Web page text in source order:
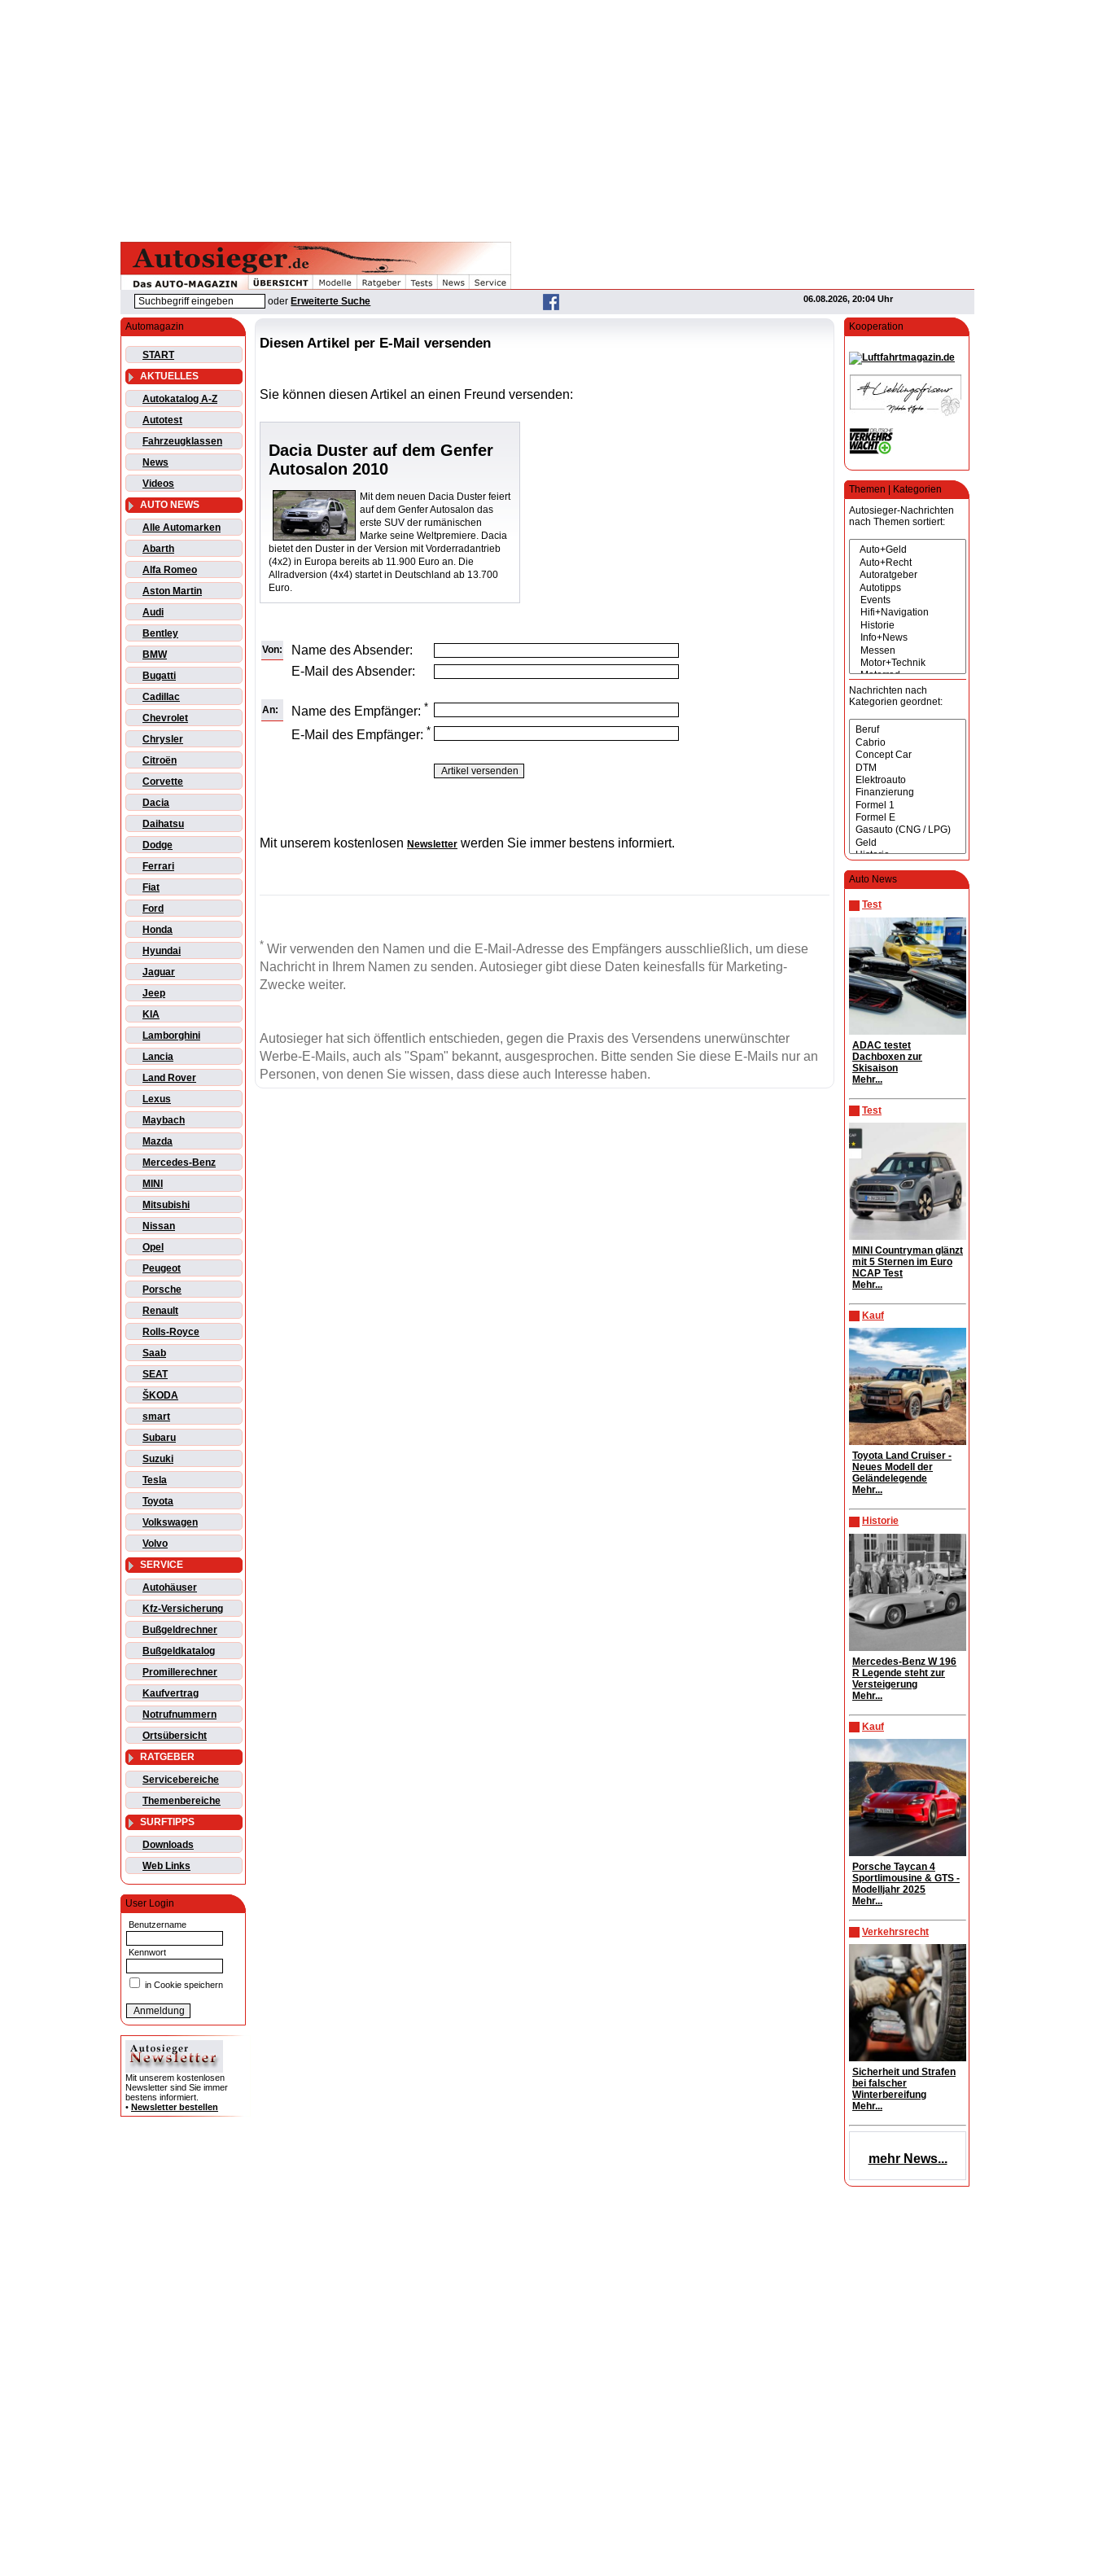
oder Erweiterte Suche 06.08.2026, 20:04 Uhr
Automagazin
START
AKTUELLES
Autokatalog A-Z
Autotest
Fahrzeugklassen
News
Videos
AUTO NEWS
Alle Automarken
Abarth
Alfa Romeo
Aston Martin
Audi
Bentley
BMW
Bugatti
Cadillac
Chevrolet
Chrysler
Citroën
Corvette
Dacia
Daihatsu
Dodge
Ferrari
Fiat
Ford
Honda
Hyundai
Jaguar
Jeep
KIA
Lamborghini
Lancia
Land Rover
Lexus
Maybach
Mazda
Mercedes-Benz
MINI
Mitsubishi
Nissan
Opel
Peugeot
Porsche
Renault
Rolls-Royce
Saab
SEAT
ŠKODA
smart
Subaru
Suzuki
Tesla
Toyota
Volkswagen
Volvo
SERVICE
Autohäuser
Kfz-Versicherung
Bußgeldrechner
Bußgeldkatalog
Promillerechner
Kaufvertrag
Notrufnummern
Ortsübersicht
RATGEBER
Servicebereiche
Themenbereiche
SURFTIPPS
Downloads
Web Links
User Login
Benutzername
Kennwort
in Cookie speichern
Mit unserem kostenlosen
Newsletter sind Sie immer
bestens informiert.
• Newsletter bestellen
Kooperation
Themen | Kategorien
Autosieger-Nachrichten
nach Themen sortiert:
Nachrichten nach
Kategorien geordnet:
Auto News
Test
ADAC testet
Dachboxen zur
Skisaison
Mehr...
Test
MINI Countryman glänzt
mit 5 Sternen im Euro
NCAP Test
Mehr...
Kauf
Toyota Land Cruiser -
Neues Modell der
Geländelegende
Mehr...
Historie
Mercedes-Benz W 196
R Legende steht zur
Versteigerung
Mehr...
Kauf
Porsche Taycan 4
Sportlimousine & GTS -
Modelljahr 2025
Mehr...
Verkehrsrecht
Sicherheit und Strafen
bei falscher
Winterbereifung
Mehr...
mehr News...
Diesen Artikel per E-Mail versenden
Sie können diesen Artikel an einen Freund versenden:
Dacia Duster auf dem Genfer
Autosalon 2010
Mit dem neuen Dacia Duster feiert
auf dem Genfer Autosalon das
erste SUV der rumänischen
Marke seine Weltpremiere. Dacia
bietet den Duster in der Version mit Vorderradantrieb
(4x2) in Europa bereits ab 11.900 Euro an. Die
Allradversion (4x4) startet in Deutschland ab 13.700
Euro.
Von:
Name des Absender:
E-Mail des Absender:
An: Name des Empfänger: *
E-Mail des Empfänger: *
Mit unserem kostenlosen Newsletter werden Sie immer bestens informiert.
* Wir verwenden den Namen und die E-Mail-Adresse des Empfängers ausschließlich, um diese
Nachricht in Ihrem Namen zu senden. Autosieger gibt diese Daten keinesfalls für Marketing-
Zwecke weiter.
Autosieger hat sich öffentlich entschieden, gegen die Praxis des Versendens unerwünschter
Werbe-E-Mails, auch als "Spam" bekannt, ausgesprochen. Bitte senden Sie diese E-Mails nur an
Personen, von denen Sie wissen, dass diese auch Interesse haben.